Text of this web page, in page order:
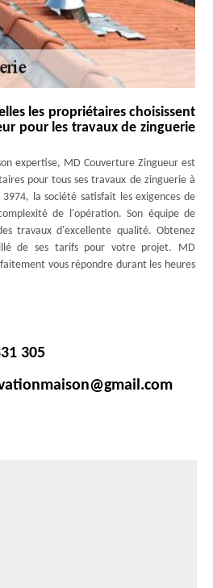
les propriétaires choisissent
pour les travaux de zinguerie
expertise, MD Couverture Zingueur est
pour tous ses travaux de zinguerie à
la société satisfait les exigences de
de l'opération. Son équipe de
travaux d'excellente qualité. Obtenez
de ses tarifs pour votre projet. MD
vous répondre durant les heures
305